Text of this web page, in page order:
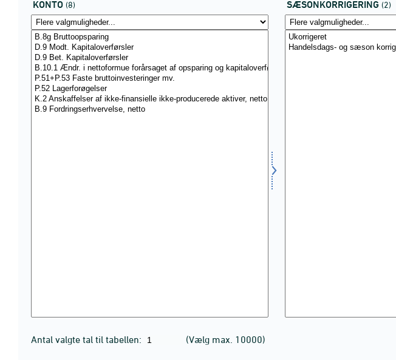
KONTO (8) SÆSONKORRIGERING (2)
Antal valgte tal til tabellen: (Vælg max. 10000)